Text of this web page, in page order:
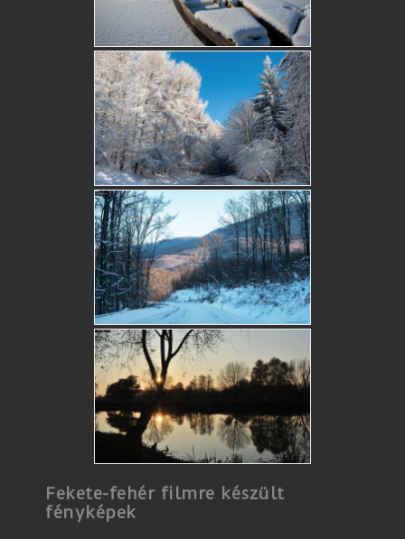
Fekete-fehér filmre készült
fényképek